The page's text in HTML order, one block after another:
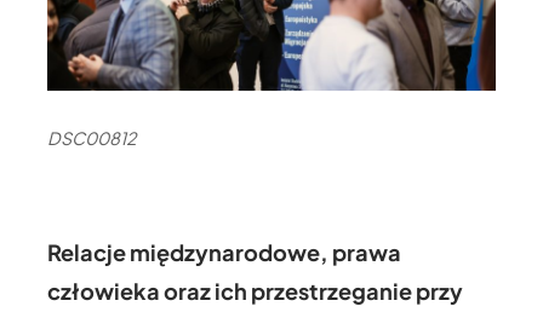
DSC00812
Relacje międzynarodowe, prawa
człowieka oraz ich przestrzeganie przy